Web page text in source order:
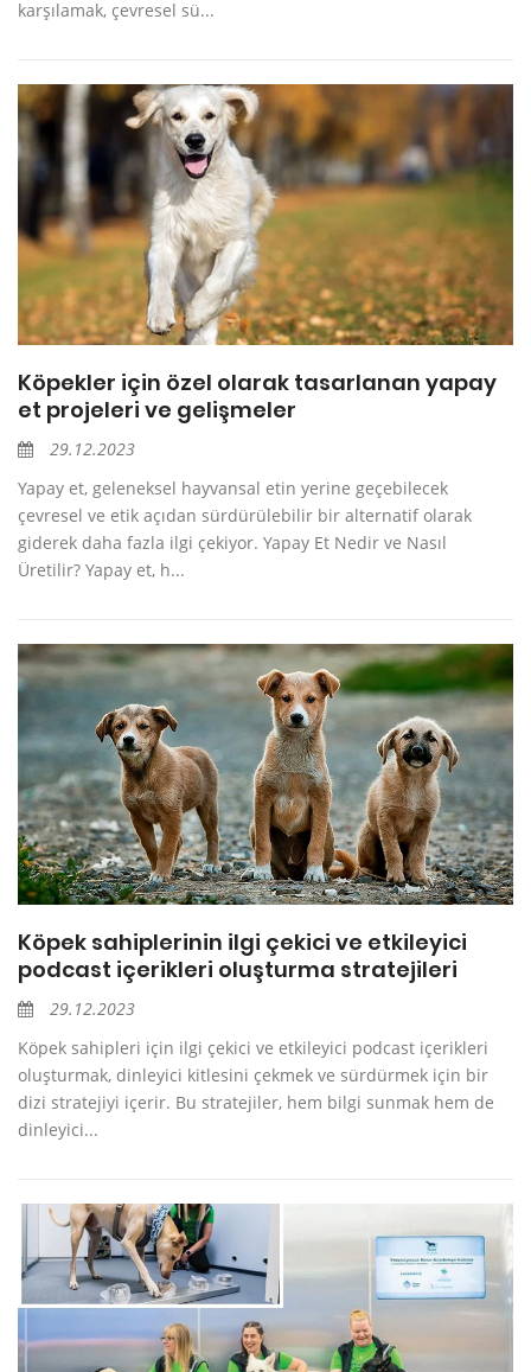
karşılamak, çevresel sü...
Köpekler için özel olarak tasarlanan yapay
et projeleri ve gelişmeler
29.12.2023
Yapay et, geleneksel hayvansal etin yerine geçebilecek
çevresel ve etik açıdan sürdürülebilir bir alternatif olarak
giderek daha fazla ilgi çekiyor. Yapay Et Nedir ve Nasıl
Üretilir? Yapay et, h...
Köpek sahiplerinin ilgi çekici ve etkileyici
podcast içerikleri oluşturma stratejileri
29.12.2023
Köpek sahipleri için ilgi çekici ve etkileyici podcast içerikleri
oluşturmak, dinleyici kitlesini çekmek ve sürdürmek için bir
dizi stratejiyi içerir. Bu stratejiler, hem bilgi sunmak hem de
dinleyici...